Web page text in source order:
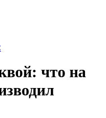
что на